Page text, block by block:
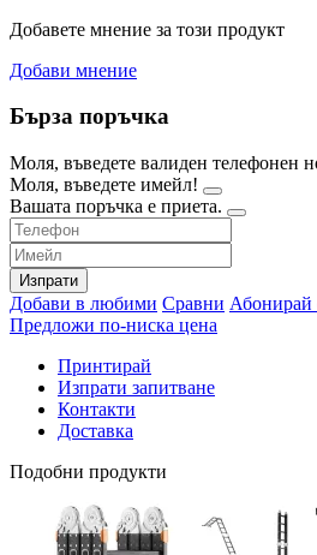
Добавете мнение за този продукт
Добави мнение
Бърза поръчка
Моля, въведете валиден телефонен
Моля, въведете имейл!
Вашата поръчка е приета.
Изпрати
Добави в любими Сравни Абонирай
Предложи по-ниска цена
Принтирай
Изпрати запитване
Контакти
Доставка
Подобни продукти